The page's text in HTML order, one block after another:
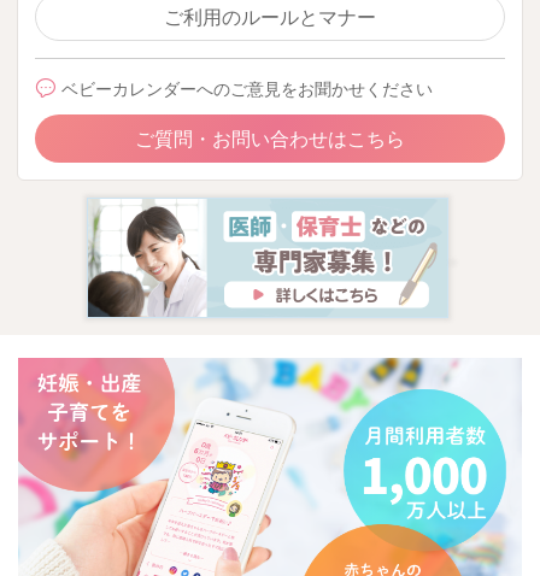
ご利用のルールとマナー
ベビーカレンダーへのご意見をお聞かせください
ご質問・お問い合わせはこちら